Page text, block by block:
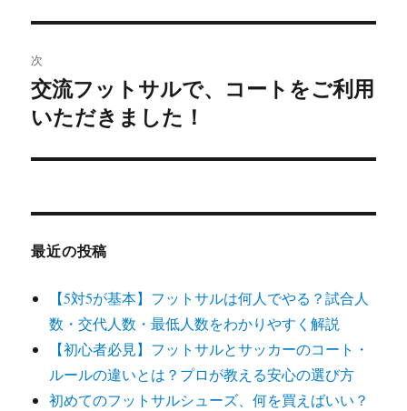
ビ
ゲ
ー
シ
ン
稿:
次
次
の
稿:
交流フットサルで、コートをご利用
いただきました！
最近の投稿
【5対5が基本】フットサルは何人でやる？試合人
数・交代人数・最低人数をわかりやすく解説
【初心者必見】フットサルとサッカーのコート・
ルールの違いとは？プロが教える安心の選び方
初めてのフットサルシューズ、何を買えばいい？